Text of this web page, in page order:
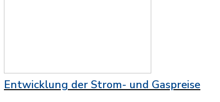
Entwicklung der Strom- und Gaspreise